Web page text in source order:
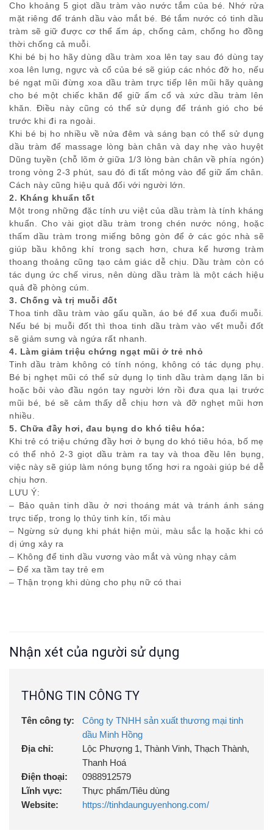
Cho khoảng 5 giọt dầu tràm vào nước tắm của bé. Nhớ rửa
mặt riêng để tránh dầu vào mắt bé. Bé tắm nước có tinh dầu
tràm sẽ giữ được cơ thể ấm áp, chống cảm, chống ho đồng
thời chống cả muỗi.
Khi bé bị ho hãy dùng dầu tràm xoa lên tay sau đó dùng tay
xoa lên lưng, ngực và cổ của bé sẽ giúp các nhóc đỡ ho, nếu
bé ngạt mũi đừng xoa dầu tràm trực tiếp lên mũi hãy quàng
cho bé một chiếc khăn để giữ ấm cổ và xức dầu tràm lên
khăn. Điều này cũng có thể sử dụng để tránh gió cho bé
trước khi đi ra ngoài.
Khi bé bị ho nhiều về nửa đêm và sáng bạn có thể sử dụng
dầu tràm để massage lòng bàn chân và day nhẹ vào huyệt
Dũng tuyền (chỗ lõm ở giữa 1/3 lòng bàn chân về phía ngón)
trong vòng 2-3 phút, sau đó đi tất mỏng vào để giữ ấm chân.
Cách này cũng hiệu quả đối với người lớn.
2. Kháng khuẩn tốt
Một trong những đặc tính ưu việt của dầu tràm là tính kháng
khuẩn. Cho vài giọt dầu tràm trong chén nước nóng, hoặc
thấm dầu tràm trong miếng bông gòn để ở các góc nhà sẽ
giúp bầu không khí trong sạch hơn, chưa kể hương tràm
thoang thoảng cũng tạo cảm giác dễ chịu. Dầu tràm còn có
tác dụng ức chế virus, nên dùng dầu tràm là một cách hiệu
quả đề phòng cúm.
3. Chống và trị muỗi đốt
Thoa tinh dầu tràm vào gấu quần, áo bé để xua đuổi muỗi.
Nếu bé bị muỗi đốt thì thoa tinh dầu tràm vào vết muỗi đốt
sẽ giảm sưng và ngứa rất nhanh.
4. Làm giảm triệu chứng ngạt mũi ở trẻ nhỏ
Tinh dầu tràm không có tính nóng, không có tác dụng phụ.
Bé bị nghẹt mũi có thể sử dụng lọ tinh dầu tràm dạng lăn bi
hoặc bôi vào đầu ngón tay người lớn rồi đưa qua lại trước
mũi bé, bé sẽ cảm thấy dễ chịu hơn và đỡ nghẹt mũi hơn
nhiều.
5. Chữa đầy hơi, đau bụng do khó tiêu hóa:
Khi trẻ có triệu chứng đầy hơi ở bụng do khó tiêu hóa, bố mẹ
có thể nhỏ 2-3 giọt dầu tràm ra tay và thoa đều lên bụng,
việc này sẽ giúp làm nóng bụng tống hơi ra ngoài giúp bé dễ
chịu hơn.
LƯU Ý:
– Bảo quản tinh dầu ở nơi thoáng mát và tránh ánh sáng
trực tiếp, trong lọ thủy tinh kín, tối màu
– Ngừng sử dụng khi phát hiện mùi, màu sắc lạ hoặc khi có
dị ứng xảy ra
– Không để tinh dầu vương vào mắt và vùng nhạy cảm
– Để xa tầm tay trẻ em
– Thận trọng khi dùng cho phụ nữ có thai
Nhận xét của người sử dụng
THÔNG TIN CÔNG TY
Tên công ty:
Công ty TNHH sản xuất thương mại tinh
dầu Minh Hồng
Địa chỉ:
Lộc Phượng 1, Thành Vinh, Thạch Thành,
Thanh Hoá
Điện thoại:
0988912579
Lĩnh vực:
Thực phẩm/Tiêu dùng
Website:
https://tinhdaunguyenhong.com/